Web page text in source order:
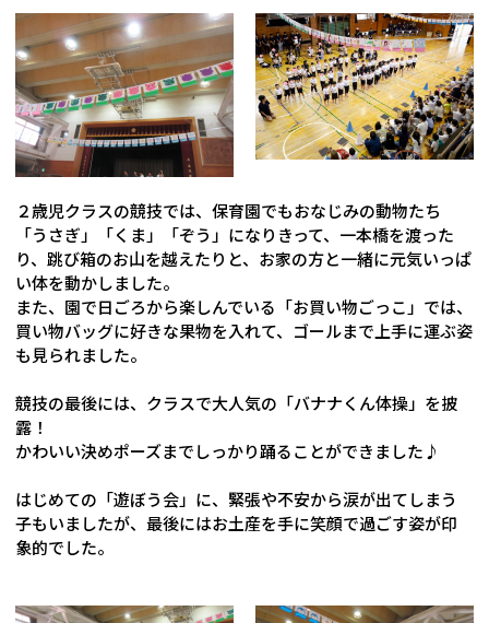
２歳児クラスの競技では、保育園でもおなじみの動物たち
「うさぎ」「くま」「ぞう」になりきって、一本橋を渡った
り、跳び箱のお山を越えたりと、お家の方と一緒に元気いっぱ
い体を動かしました。
また、園で日ごろから楽しんでいる「お買い物ごっこ」では、
買い物バッグに好きな果物を入れて、ゴールまで上手に運ぶ姿
も見られました。
競技の最後には、クラスで大人気の「バナナくん体操」を披
露！
かわいい決めポーズまでしっかり踊ることができました♪
はじめての「遊ぼう会」に、緊張や不安から涙が出てしまう
子もいましたが、最後にはお土産を手に笑顔で過ごす姿が印
象的でした。